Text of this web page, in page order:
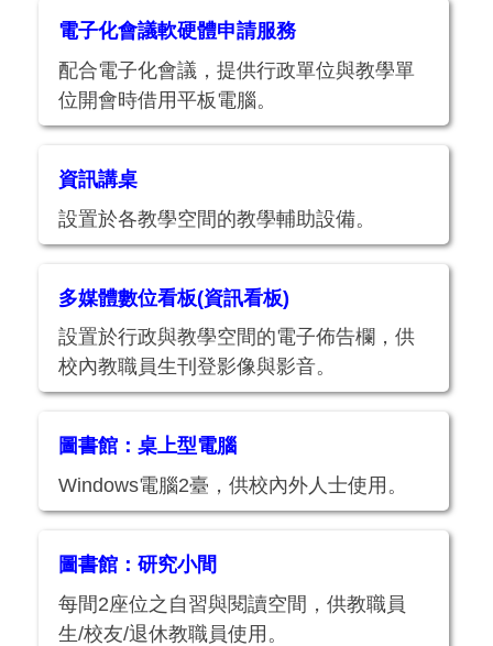
電子化會議軟硬體申請服務
配合電子化會議，提供行政單位與教學單
位開會時借用平板電腦。
資訊講桌
設置於各教學空間的教學輔助設備。
多媒體數位看板(資訊看板)
設置於行政與教學空間的電子佈告欄，供
校內教職員生刊登影像與影音。
圖書館：桌上型電腦
Windows電腦2臺，供校內外人士使用。
圖書館：研究小間
每間2座位之自習與閱讀空間，供教職員
生/校友/退休教職員使用。